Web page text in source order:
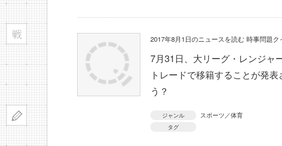
2017年8月1日のニュースを読む 時事問題ク
7月31日、大リーグ・レンジャ
トレードで移籍することが発
う？
ジャンル スポーツ／体育
タグ